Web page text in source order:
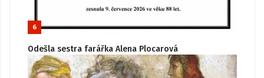
6
Odešla sestra farářka Alena Plocarová